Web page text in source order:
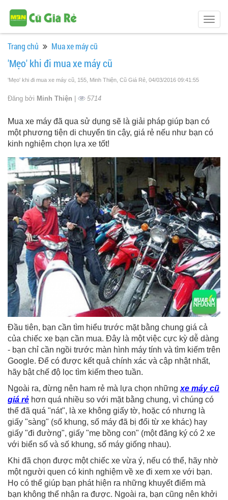
Trang chủ Mua xe máy cũ
'Mẹo' khi đi mua xe máy cũ
'Mẹo' khi đi mua xe máy cũ, 155, Minh Thiện, Cũ Giá Rẻ , 04/03/2016 09:41:55
Đăng bởi Minh Thiện | 5714
Mua xe máy đã qua sử dụng sẽ là giải pháp giúp bạn có
một phương tiện di chuyển tin cậy, giá rẻ nếu như bạn có
kinh nghiệm chọn lựa xe tốt!
Đầu tiên, bạn cần tìm hiểu trước mặt bằng chung giá cả
của chiếc xe bạn cần mua. Đây là một việc cực kỳ dễ dàng
- bạn chỉ cần ngồi trước màn hình máy tính và tìm kiếm trên
Google. Để có được kết quả chính xác và cập nhật nhất,
hãy bật chế độ lọc tìm kiếm theo tuần.
Ngoài ra, đừng nên ham rẻ mà lựa chọn những xe máy cũ
giá rẻ hơn quá nhiều so với mặt bằng chung, vì chúng có
thể đã quá "nát", là xe không giấy tờ, hoặc có nhưng là
giấy "sàng" (số khung, số máy đã bị đổi từ xe khác) hay
giấy "đi đường", giấy "mẹ bồng con" (một đăng ký có 2 xe
với biển số và số khung, số máy giống nhau).
Khi đã chọn được một chiếc xe vừa ý, nếu có thể, hãy nhờ
một người quen có kinh nghiệm về xe đi xem xe với bạn.
Họ có thể giúp bạn phát hiện ra những khuyết điểm mà
bạn không thể nhận ra được. Ngoài ra, bạn cũng nên khởi